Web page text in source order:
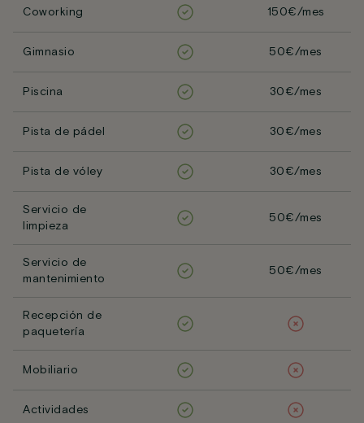
Coworking 150€/mes
Gimnasio 50€/mes
Piscina 30€/mes
Pista de pádel 30€/mes
Pista de vóley 30€/mes
Servicio de
limpieza
50€/mes
Servicio de
mantenimiento
50€/mes
Recepción de
paquetería
Mobiliario
Actividades